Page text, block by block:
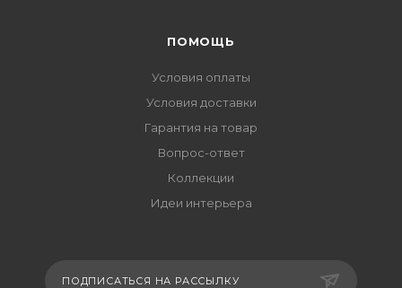
ПОМОЩЬ
Условия оплаты
Условия доставки
Гарантия на товар
Вопрос-ответ
Коллекции
Идеи интерьера
ПОДПИСАТЬСЯ НА РАССЫЛКУ